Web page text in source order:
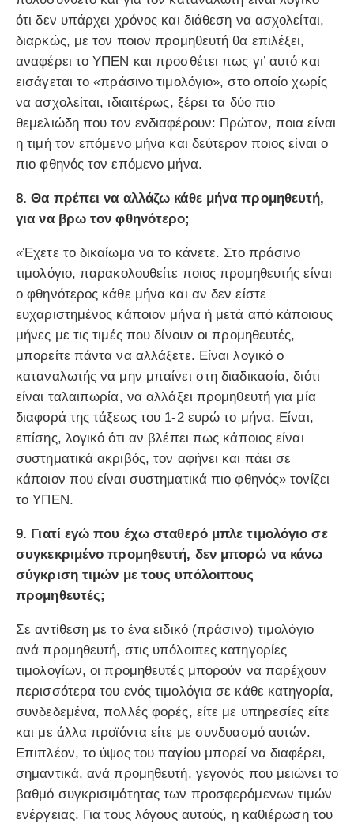
ότι δεν υπάρχει χρόνος και διάθεση να ασχολείται,
διαρκώς, με τον ποιον προμηθευτή θα επιλέξει,
αναφέρει το ΥΠΕΝ και προσθέτει πως γι’ αυτό και
εισάγεται το «πράσινο τιμολόγιο», στο οποίο χωρίς
να ασχολείται, ιδιαιτέρως, ξέρει τα δύο πιο
θεμελιώδη που τον ενδιαφέρουν: Πρώτον, ποια είναι
η τιμή τον επόμενο μήνα και δεύτερον ποιος είναι ο
πιο φθηνός τον επόμενο μήνα.
8. Θα πρέπει να αλλάζω κάθε μήνα προμηθευτή,
για να βρω τον φθηνότερο;
«Έχετε το δικαίωμα να το κάνετε. Στο πράσινο
τιμολόγιο, παρακολουθείτε ποιος προμηθευτής είναι
ο φθηνότερος κάθε μήνα και αν δεν είστε
ευχαριστημένος κάποιον μήνα ή μετά από κάποιους
μήνες με τις τιμές που δίνουν οι προμηθευτές,
μπορείτε πάντα να αλλάξετε. Είναι λογικό ο
καταναλωτής να μην μπαίνει στη διαδικασία, διότι
είναι ταλαιπωρία, να αλλάξει προμηθευτή για μία
διαφορά της τάξεως του 1-2 ευρώ το μήνα. Είναι,
επίσης, λογικό ότι αν βλέπει πως κάποιος είναι
συστηματικά ακριβός, τον αφήνει και πάει σε
κάποιον που είναι συστηματικά πιο φθηνός» τονίζει
το ΥΠΕΝ.
9. Γιατί εγώ που έχω σταθερό μπλε τιμολόγιο σε
συγκεκριμένο προμηθευτή, δεν μπορώ να κάνω
σύγκριση τιμών με τους υπόλοιπους
προμηθευτές;
Σε αντίθεση με το ένα ειδικό (πράσινο) τιμολόγιο
ανά προμηθευτή, στις υπόλοιπες κατηγορίες
τιμολογίων, οι προμηθευτές μπορούν να παρέχουν
περισσότερα του ενός τιμολόγια σε κάθε κατηγορία,
συνδεδεμένα, πολλές φορές, είτε με υπηρεσίες είτε
και με άλλα προϊόντα είτε με συνδυασμό αυτών.
Επιπλέον, το ύψος του παγίου μπορεί να διαφέρει,
σημαντικά, ανά προμηθευτή, γεγονός που μειώνει το
βαθμό συγκρισιμότητας των προσφερόμενων τιμών
ενέργειας. Για τους λόγους αυτούς, η καθιέρωση του